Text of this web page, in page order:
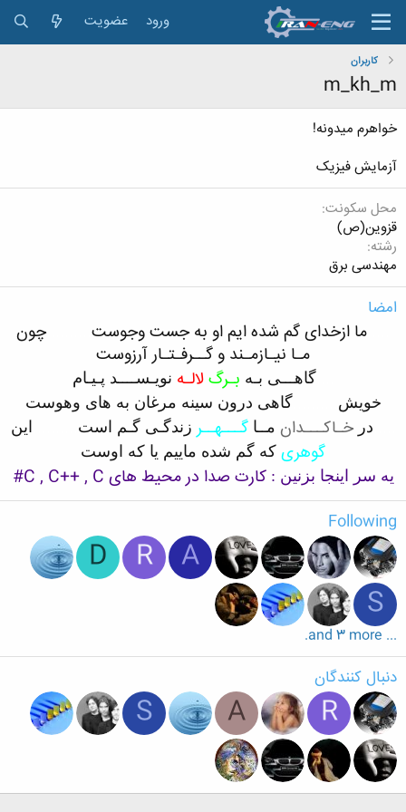
ورود عضویت
کاربران
m_kh_m
خواهرم میدونه!
آزمایش فیزیک
محل سکونت
قزوین(ص)
رشته
مهندسی برق
امضا
ما ازخدای گم شده ایم او به جست وجوست ..........چون
مـا نیـازمـند و گــرفـتـار آرزوست
....گاهـــی بـه بـرگلالـه نویـســــد پـیـام
خویش
..........گاهی درون سینه مرغان به های وهوست
درخـاکـــدان مــاگـــهــر زندگـی گـم است این
گوهری که گم شده ماییم یا که اوست
یه سر اینجا بزنین :کارت صدا در محیط های C , C++ , C#
Following
A
R
D
S
... and 3 more.
دنبال کنندگان
R
A
S